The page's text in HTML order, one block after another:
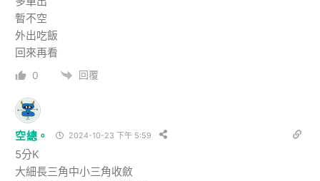
暫不空
外出吃飯
回來再看
0 回覆
空總。 2024-10-23 下午 5:59
5分K
大細長三角中小三角收斂